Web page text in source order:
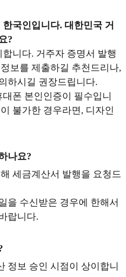
국인입니다. 대한민국 거
?
니다. 거주자 증명서 발행
보를 제출하길 추천드리나,
하시길 권장드립니다.
폰 본인인증이 필수입니
불가한 경우라면, 디자인
나요?
세금계산서 발행을 요청드
을 수신받은 경우에 한해서
랍니다.
정보 승인 시점이 상이합니